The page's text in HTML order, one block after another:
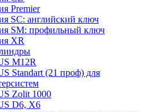
Premier
SC: английский ключ
SM: профильный ключ
XR
M12R
Standart (21 проф) для
Zolit 1000
D6, X6